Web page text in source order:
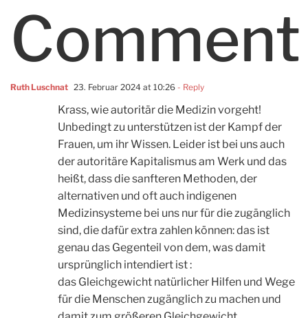
Comment
Ruth Luschnat 23. Februar 2024 at 10:26 - Reply
Krass, wie autoritär die Medizin vorgeht!
Unbedingt zu unterstützen ist der Kampf der
Frauen, um ihr Wissen. Leider ist bei uns auch
der autoritäre Kapitalismus am Werk und das
heißt, dass die sanfteren Methoden, der
alternativen und oft auch indigenen
Medizinsysteme bei uns nur für die zugänglich
sind, die dafür extra zahlen können: das ist
genau das Gegenteil von dem, was damit
ursprünglich intendiert ist :
das Gleichgewicht natürlicher Hilfen und Wege
für die Menschen zugänglich zu machen und